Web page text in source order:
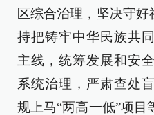
区综合治理，坚决守
持把铸牢中华民族共
主线，统筹发展和安
系统治理，严肃查处
规上马“两高一低”项